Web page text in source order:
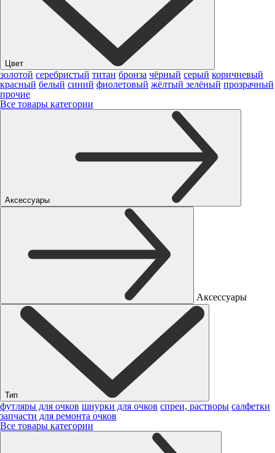
Цвет
золотой серебристый титан бронза чёрный серый коричневый
красный белый синий фиолетовый жёлтый зелёный прозрачный
прочие
Все товары категории
Аксессуары
Аксессуары
Тип
футляры для очков шнурки для очков спреи, растворы салфетки
запчасти для ремонта очков
Все товары категории